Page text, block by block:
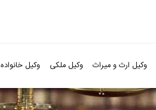
وکیل ارث و میراث وکیل ملکی وکیل خانواده